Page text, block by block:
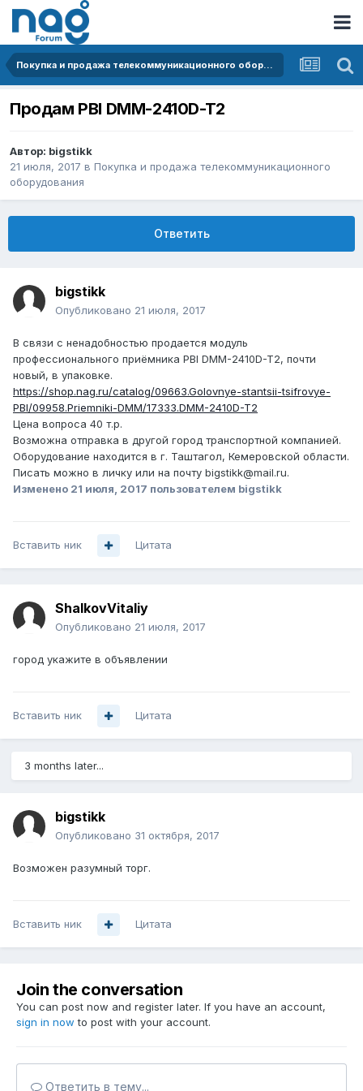
Покупка и продажа телекоммуникационного оборудования
Продам PBI DMM-2410D-T2
Автор: bigstikk
21 июля, 2017 в Покупка и продажа телекоммуникационного
оборудования
Ответить
bigstikk
Опубликовано 21 июля, 2017
В связи с ненадобностью продается модуль
профессионального приёмника PBI DMM-2410D-T2, почти
новый, в упаковке.
https://shop.nag.ru/catalog/09663.Golovnye-stantsii-tsifrovye-
PBI/09958.Priemniki-DMM/17333.DMM-2410D-T2
Цена вопроса 40 т.р.
Возможна отправка в другой город транспортной компанией.
Оборудование находится в г. Таштагол, Кемеровской области.
Писать можно в личку или на почту bigstikk@mail.ru.
Изменено 21 июля, 2017 пользователем bigstikk
Вставить ник Цитата
ShalkovVitaliy
Опубликовано 21 июля, 2017
город укажите в объявлении
Вставить ник Цитата
3 months later...
bigstikk
Опубликовано 31 октября, 2017
Возможен разумный торг.
Вставить ник Цитата
Join the conversation
You can post now and register later. If you have an account,
sign in now to post with your account.
Ответить в тему...